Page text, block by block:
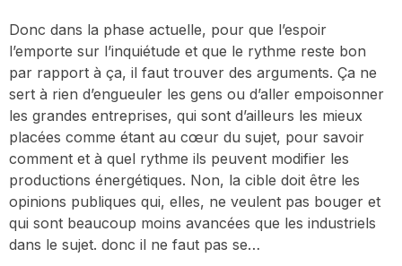
Donc dans la phase actuelle, pour que l’espoir
l’emporte sur l’inquiétude et que le rythme reste bon
par rapport à ça, il faut trouver des arguments. Ça ne
sert à rien d’engueuler les gens ou d’aller empoisonner
les grandes entreprises, qui sont d’ailleurs les mieux
placées comme étant au cœur du sujet, pour savoir
comment et à quel rythme ils peuvent modifier les
productions énergétiques. Non, la cible doit être les
opinions publiques qui, elles, ne veulent pas bouger et
qui sont beaucoup moins avancées que les industriels
dans le sujet. donc il ne faut pas se…